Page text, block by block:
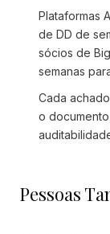
Plataformas
de DD de
sócios de
semanas
Cada
o
Pessoas